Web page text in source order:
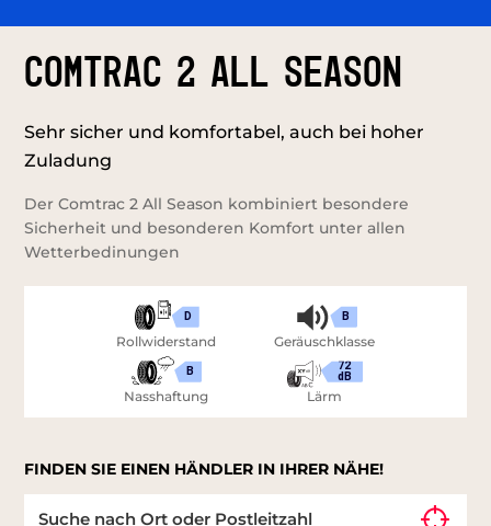
COMTRAC 2 ALL SEASON
Sehr sicher und komfortabel, auch bei hoher
Zuladung
Der Comtrac 2 All Season kombiniert besondere
Sicherheit und besonderen Komfort unter allen
Wetterbedinungen
D
Rollwiderstand
B
Nasshaftung
B
Geräuschklasse
72
dB
Lärm
FINDEN SIE EINEN HÄNDLER IN IHRER NÄHE!